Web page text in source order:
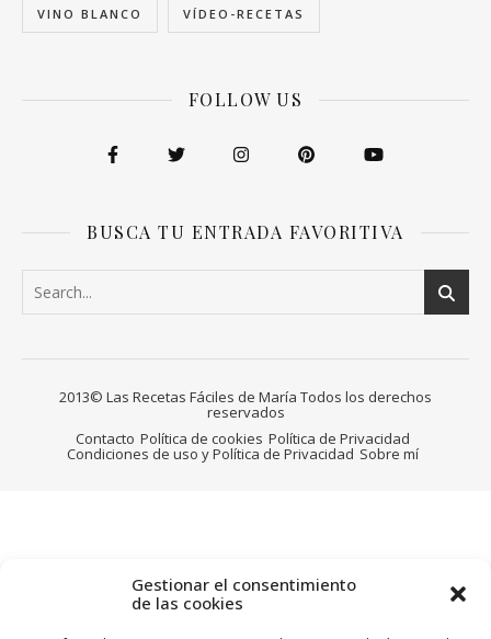
Gestionar el consentimiento
de las cookies
VINO BLANCO VÍDEO-RECETAS
FOLLOW US
BUSCA TU ENTRADA FAVORITIVA
2013© Las Recetas Fáciles de María Todos los derechos
reservados
Contacto Política de cookies Política de Privacidad
Condiciones de uso y Política de Privacidad Sobre mí